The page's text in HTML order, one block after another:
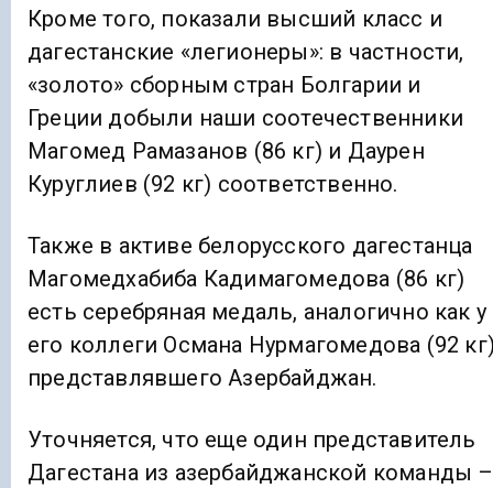
Кроме того, показали высший класс и
дагестанские «легионеры»: в частности,
«золото» сборным стран Болгарии и
Греции добыли наши соотечественники
Магомед Рамазанов (86 кг) и Даурен
Куруглиев (92 кг) соответственно.
Также в активе белорусского дагестанца
Магомедхабиба Кадимагомедова (86 кг)
есть серебряная медаль, аналогично как у
его коллеги Османа Нурмагомедова (92
представлявшего Азербайджан.
Уточняется, что еще один представитель
Дагестана из азербайджанской команды –